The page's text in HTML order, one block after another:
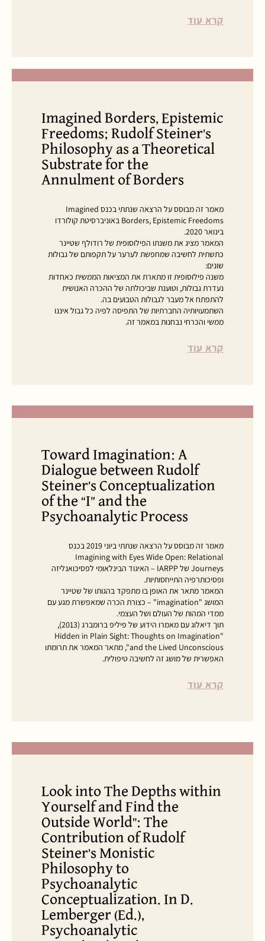
קרא עוד
Imagined Borders, Epistemic
Freedoms; Rudolf Steiner’s
Philosophy as a Theoretical
Substrate for the
Annulment of Borders
מאמר זה מבוסס על הרצאה שנתתי בכנס Imagined
Borders, Epistemic Freedoms באוניברסיטת קולורדו
בינואר 2020.
המאמר מציג את משנתו הפילוסופית של רודולף שטיינר
כתשתית לחשיבה שמחפשת לערער על תקפותם של גבולות
שונים:
משנה פילוסופית זו מתארת את המציאות הממשית כאחדות
נעדרת גבולות, וטוענת שביכולתה של ההכרה האנושית
להתפתח אל מעבר לגבולות הטבועים בה.
השתמעויותיה החברתיות של התפיסה לפיה כל גבול איננו
ממשי והכרחי נבחנות במאמר זה.
קרא עוד
Toward Imagination: A
Dialogue between Rudolf
Steiner’s Conceptualization
of the “I” and the
Psychoanalytic Process
מאמר זה מבוסס על הרצאה שנתתי ביוני 2019 בכנס
Imagining with Eyes Wide Open: Relational
Journeys של IARPP – האיגוד הבינלאומי לפסיכואנליזה
ופסיכותרפיה התייחסותיות.
המאמר מתאר את האופן בו מתפקד בהגותו של שטיינר
המושג "imagination" – כצורת הכרה שמאפשרת מגע עם
ממדי המהות של העולם ושל העצמי.
תוך דיאלוג עם מאמרו הידוע של פיליפ ברומברג (2013),
"Hidden in Plain Sight: Thoughts on Imagination
and the Lived Unconscious", מתאר המאמר את תרומתו
האפשרית של מושג זה לחשיבה טיפולית.
קרא עוד
Look into The Depths within
Yourself and Find the
Outside World": The
Contribution of Rudolf
Steiner’s Monistic
Philosophy to
Psychoanalytic
Conceptualization. In D.
Lemberger (Ed.),
Psychoanalytic